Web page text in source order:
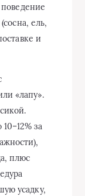
ель,
и
«лапу».
за
плюс
усадку,